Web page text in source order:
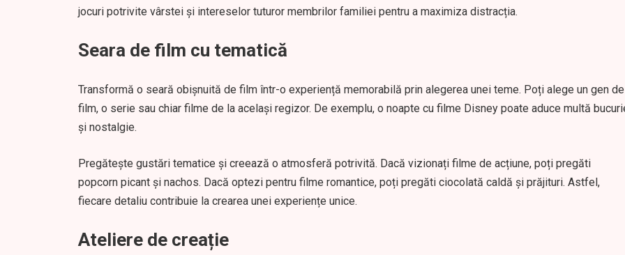
jocuri potrivite vârstei și intereselor tuturor membrilor familiei pentru a maximiza distracția.
Seara de film cu tematică
Transformă o seară obișnuită de film într-o experiență memorabilă prin alegerea unei teme. Poți alege un gen de
film, o serie sau chiar filme de la același regizor. De exemplu, o noapte cu filme Disney poate aduce multă
și nostalgie.
Pregătește gustări tematice și creează o atmosferă potrivită. Dacă vizionați filme de acțiune, poți pregăti
popcorn picant și nachos. Dacă optezi pentru filme romantice, poți pregăti ciocolată caldă și prăjituri. Astfel,
fiecare detaliu contribuie la crearea unei experiențe unice.
Ateliere de creație